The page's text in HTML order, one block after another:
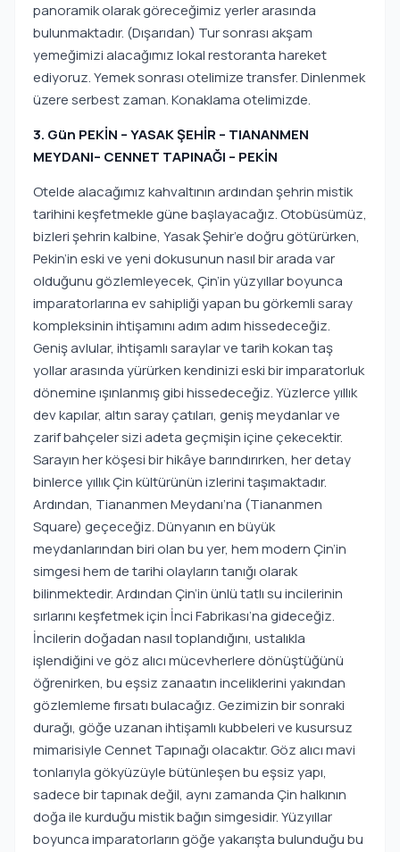
panoramik olarak göreceğimiz yerler arasında
bulunmaktadır. (Dışarıdan) Tur sonrası akşam
yemeğimizi alacağımız lokal restoranta hareket
ediyoruz. Yemek sonrası otelimize transfer. Dinlenmek
üzere serbest zaman. Konaklama otelimizde.
3. Gün PEKİN – YASAK ŞEHİR – TIANANMEN
MEYDANI– CENNET TAPINAĞI – PEKİN
Otelde alacağımız kahvaltının ardından şehrin mistik
tarihini keşfetmekle güne başlayacağız. Otobüsümüz,
bizleri şehrin kalbine, Yasak Şehir’e doğru götürürken,
Pekin’in eski ve yeni dokusunun nasıl bir arada var
olduğunu gözlemleyecek, Çin’in yüzyıllar boyunca
imparatorlarına ev sahipliği yapan bu görkemli saray
kompleksinin ihtişamını adım adım hissedeceğiz.
Geniş avlular, ihtişamlı saraylar ve tarih kokan taş
yollar arasında yürürken kendinizi eski bir imparatorluk
dönemine ışınlanmış gibi hissedeceğiz. Yüzlerce yıllık
dev kapılar, altın saray çatıları, geniş meydanlar ve
zarif bahçeler sizi adeta geçmişin içine çekecektir.
Sarayın her köşesi bir hikâye barındırırken, her detay
binlerce yıllık Çin kültürünün izlerini taşımaktadır.
Ardından, Tiananmen Meydanı’na (Tiananmen
Square) geçeceğiz. Dünyanın en büyük
meydanlarından biri olan bu yer, hem modern Çin’in
simgesi hem de tarihi olayların tanığı olarak
bilinmektedir. Ardından Çin’in ünlü tatlı su incilerinin
sırlarını keşfetmek için İnci Fabrikası’na gideceğiz.
İncilerin doğadan nasıl toplandığını, ustalıkla
işlendiğini ve göz alıcı mücevherlere dönüştüğünü
öğrenirken, bu eşsiz zanaatın inceliklerini yakından
gözlemleme fırsatı bulacağız. Gezimizin bir sonraki
durağı, göğe uzanan ihtişamlı kubbeleri ve kusursuz
mimarisiyle Cennet Tapınağı olacaktır. Göz alıcı mavi
tonlarıyla gökyüzüyle bütünleşen bu eşsiz yapı,
sadece bir tapınak değil, aynı zamanda Çin halkının
doğa ile kurduğu mistik bağın simgesidir. Yüzyıllar
boyunca imparatorların göğe yakarışta bulunduğu bu